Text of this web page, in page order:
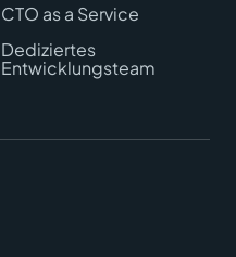
CTO as a Service
Dediziertes
Entwicklungsteam